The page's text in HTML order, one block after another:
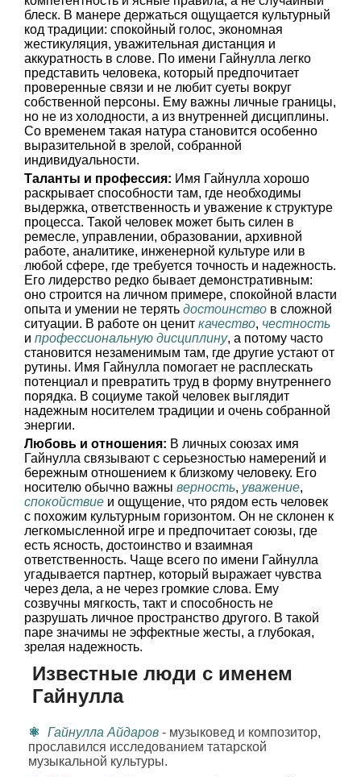
блеск. В манере держаться ощущается культурный
код традиции: спокойный голос, экономная
жестикуляция, уважительная дистанция и
аккуратность в слове. По имени Гайнулла легко
представить человека, который предпочитает
проверенные связи и не любит суеты вокруг
собственной персоны. Ему важны личные границы,
но не из холодности, а из внутренней дисциплины.
Со временем такая натура становится особенно
выразительной в зрелой, собранной
индивидуальности.
Таланты и профессия: Имя Гайнулла хорошо
раскрывает способности там, где необходимы
выдержка, ответственность и уважение к структуре
процесса. Такой человек может быть силен в
ремесле, управлении, образовании, архивной
работе, аналитике, инженерной культуре или в
любой сфере, где требуется точность и надежность.
Его лидерство редко бывает демонстративным:
оно строится на личном примере, спокойной власти
опыта и умении не терять достоинство в сложной
ситуации. В работе он ценит качество, честность
и профессиональную дисциплину, а потому часто
становится незаменимым там, где другие устают от
рутины. Имя Гайнулла помогает не расплескать
потенциал и превратить труд в форму внутреннего
порядка. В социуме такой человек выглядит
надежным носителем традиции и очень собранной
энергии.
Любовь и отношения: В личных союзах имя
Гайнулла связывают с серьезностью намерений и
бережным отношением к близкому человеку. Его
носителю обычно важны верность, уважение,
спокойствие и ощущение, что рядом есть человек
с похожим культурным горизонтом. Он не склонен к
легкомысленной игре и предпочитает союзы, где
есть ясность, достоинство и взаимная
ответственность. Чаще всего по имени Гайнулла
угадывается партнер, который выражает чувства
через дела, а не через громкие слова. Ему
созвучны мягкость, такт и способность не
разрушать личное пространство другого. В такой
паре значимы не эффектные жесты, а глубокая,
зрелая надежность.
Известные люди с именем
Гайнулла
Гайнулла Айдаров - музыковед и композитор,
прославился исследованием татарской
музыкальной культуры.